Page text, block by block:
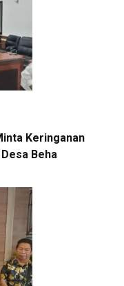
Keringanan
Beha